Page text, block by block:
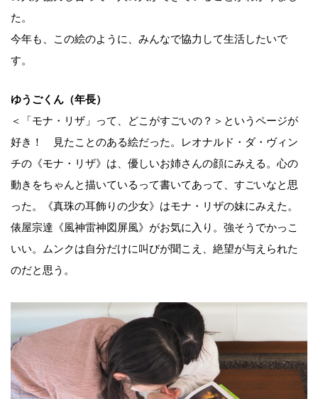
た。
今年も、この絵のように、みんなで協力して生活したいで
す。
ゆうごくん（年長）
＜「モナ・リザ」って、どこがすごいの？＞というページが
好き！ 見たことのある絵だった。レオナルド・ダ・ヴィン
チの《モナ・リザ》は、優しいお姉さんの顔にみえる。心の
動きをちゃんと描いているって書いてあって、すごいなと思
った。《真珠の耳飾りの少女》はモナ・リザの妹にみえた。
俵屋宗達《風神雷神図屏風》がお気に入り。強そうでかっこ
いい。ムンクは自分だけに叫びが聞こえ、絶望が与えられた
のだと思う。